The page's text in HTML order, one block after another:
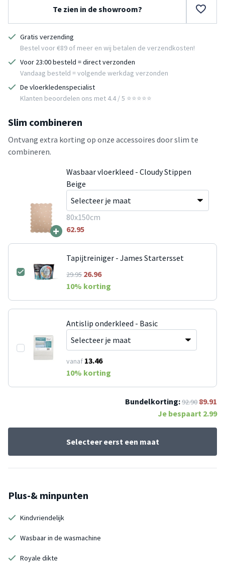
Te zien in de showroom?
Gratis verzending
Bestel voor €89 of meer en wij betalen de verzendkosten!
Voor 23:00 besteld = direct verzonden
Vandaag besteld = volgende werkdag verzonden
De vloerkledenspecialist
Klanten beoordelen ons met 4.4 / 5 ⭐⭐⭐⭐⭐
Slim combineren
Ontvang extra korting op onze accessoires door slim te
combineren.
+
Wasbaar vloerkleed - Cloudy Stippen
Beige
80x150cm
62.95
Tapijtreiniger - James Startersset
29.9526.96
10% korting
Antislip onderkleed - Basic
vanaf 13.46
10% korting
Bundelkorting:92.90 89.91
Je bespaart 2.99
Selecteer eerst een maat
Plus-& minpunten
Kindvriendelijk
Wasbaar in de wasmachine
Royale dikte